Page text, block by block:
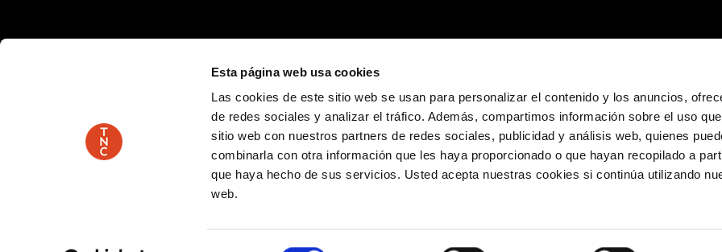
Esta página web usa cookies
Las cookies de este sitio web se usan para personalizar el contenido y los anuncios,
de redes sociales y analizar el tráfico. Además, compartimos información sobre el uso
sitio web con nuestros partners de redes sociales, publicidad y análisis web, quienes
combinarla con otra información que les haya proporcionado o que hayan recopilado a
que haya hecho de sus servicios. Usted acepta nuestras cookies si continúa utilizando
web.